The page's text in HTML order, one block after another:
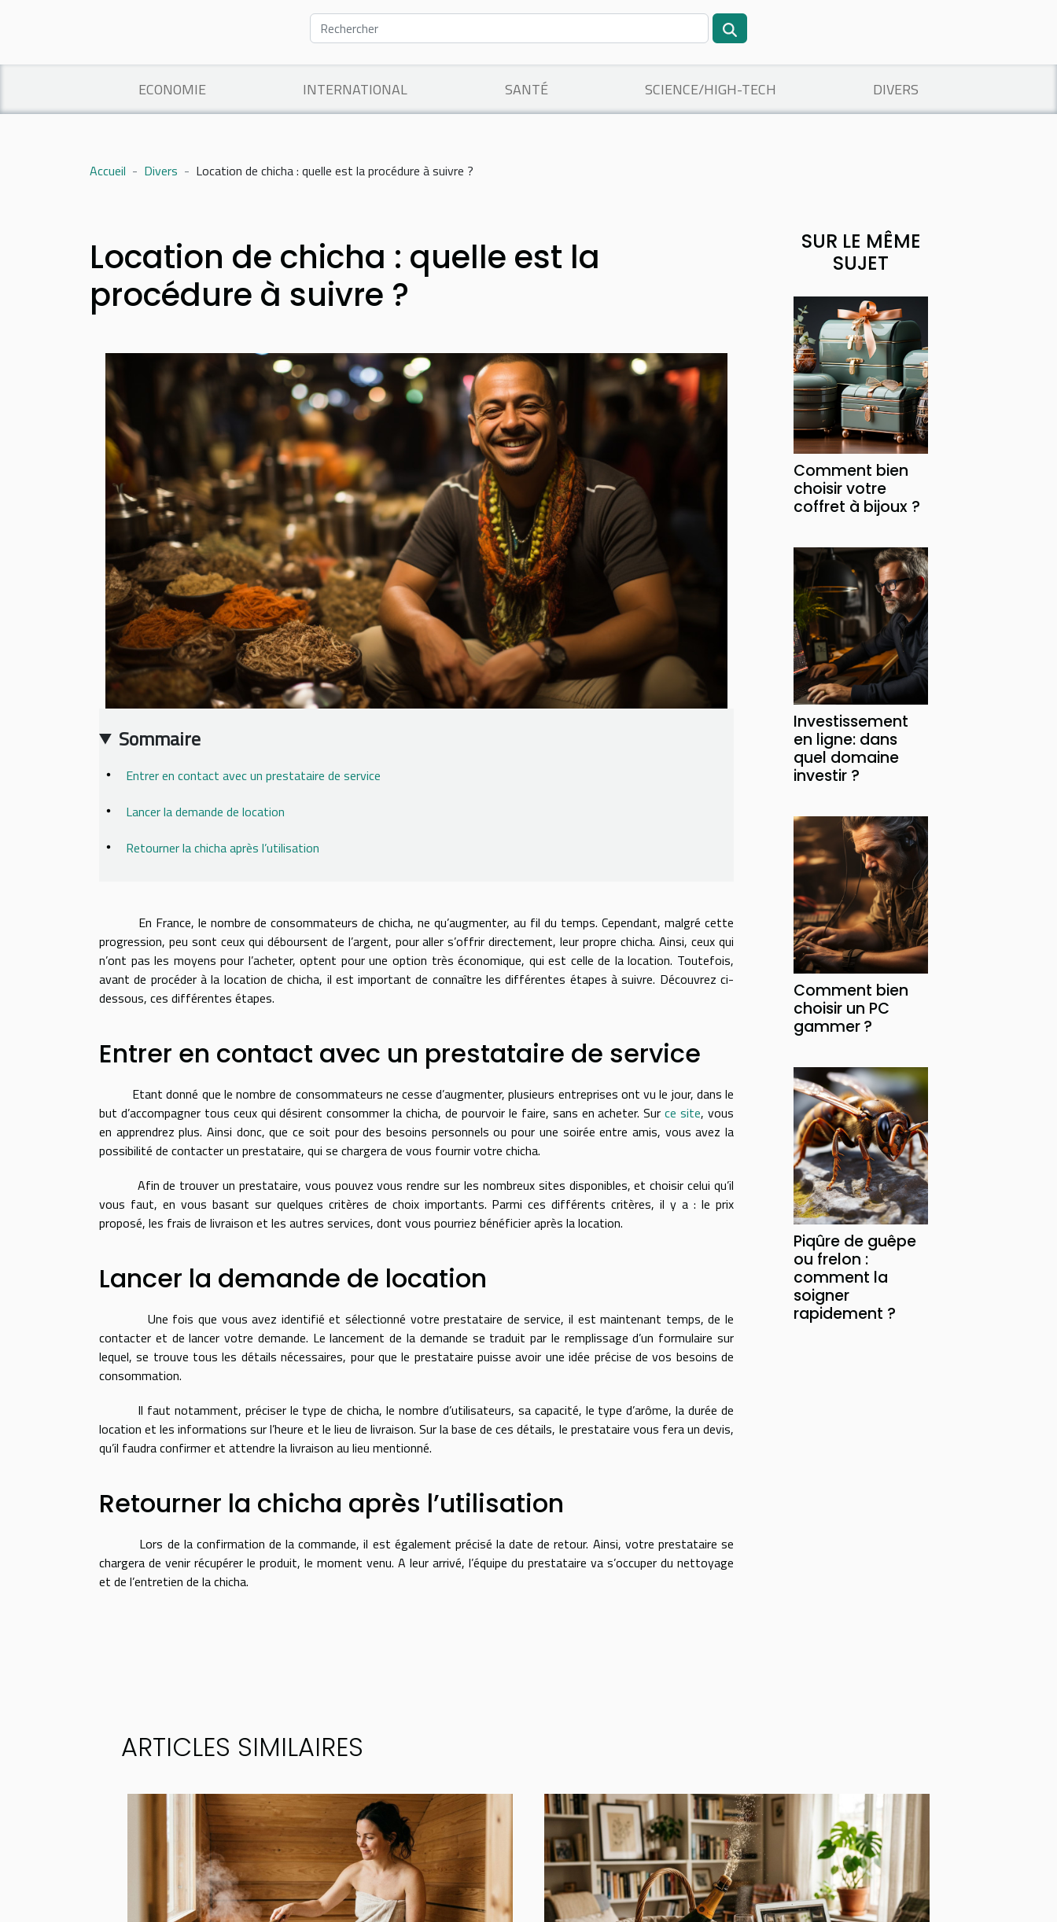
ECONOMIE INTERNATIONAL SANTÉ SCIENCE/HIGH-TECH DIVERS
Accueil Divers Location de chicha : quelle est la procédure à suivre ?
Location de chicha : quelle est la
procédure à suivre ?
Sommaire
Entrer en contact avec un prestataire de service
Lancer la demande de location
Retourner la chicha après l’utilisation
En France, le nombre de consommateurs de chicha, ne qu’augmenter, au fil du temps. Cependant, malgré cette
progression, peu sont ceux qui déboursent de l’argent, pour aller s’offrir directement, leur propre chicha. Ainsi, ceux qui
n’ont pas les moyens pour l’acheter, optent pour une option très économique, qui est celle de la location. Toutefois,
avant de procéder à la location de chicha, il est important de connaître les différentes étapes à suivre. Découvrez ci-
dessous, ces différentes étapes.
Entrer en contact avec un prestataire de service
Etant donné que le nombre de consommateurs ne cesse d’augmenter, plusieurs entreprises ont vu le jour, dans le
but d’accompagner tous ceux qui désirent consommer la chicha, de pourvoir le faire, sans en acheter. Surce site, vous
en apprendrez plus. Ainsi donc, que ce soit pour des besoins personnels ou pour une soirée entre amis, vous avez la
possibilité de contacter un prestataire, qui se chargera de vous fournir votre chicha.
Afin de trouver un prestataire, vous pouvez vous rendre sur les nombreux sites disponibles, et choisir celui qu’il
vous faut, en vous basant sur quelques critères de choix importants. Parmi ces différents critères, il y a : le prix
proposé, les frais de livraison et les autres services, dont vous pourriez bénéficier après la location.
Lancer la demande de location
Une fois que vous avez identifié et sélectionné votre prestataire de service, il est maintenant temps, de le
contacter et de lancer votre demande. Le lancement de la demande se traduit par le remplissage d’un formulaire sur
lequel, se trouve tous les détails nécessaires, pour que le prestataire puisse avoir une idée précise de vos besoins de
consommation.
Il faut notamment, préciser le type de chicha, le nombre d’utilisateurs, sa capacité, le type d’arôme, la durée de
location et les informations sur l’heure et le lieu de livraison. Sur la base de ces détails, le prestataire vous fera un devis,
qu’il faudra confirmer et attendre la livraison au lieu mentionné.
Retourner la chicha après l’utilisation
Lors de la confirmation de la commande, il est également précisé la date de retour. Ainsi, votre prestataire se
chargera de venir récupérer le produit, le moment venu. A leur arrivé, l’équipe du prestataire va s’occuper du nettoyage
et de l’entretien de la chicha.
SUR LE MÊME
SUJET
Comment bien
choisir votre
coffret à bijoux ?
Investissement
en ligne: dans
quel domaine
investir ?
Comment bien
choisir un PC
gammer ?
Piqûre de guêpe
ou frelon :
comment la
soigner
rapidement ?
ARTICLES SIMILAIRES